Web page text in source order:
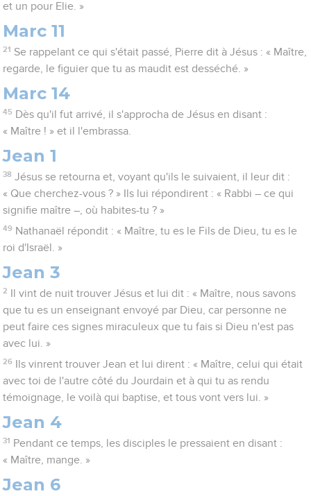
et un pour Elie. »
Marc 11
21 Se rappelant ce qui s'était passé, Pierre dit à Jésus : « Maître,
regarde, le figuier que tu as maudit est desséché. »
Marc 14
45 Dès qu'il fut arrivé, il s'approcha de Jésus en disant :
« Maître ! » et il l'embrassa.
Jean 1
38 Jésus se retourna et, voyant qu'ils le suivaient, il leur dit :
« Que cherchez-vous ? » Ils lui répondirent : « Rabbi – ce qui
signifie maître –, où habites-tu ? »
49 Nathanaël répondit : « Maître, tu es le Fils de Dieu, tu es le
roi d'Israël. »
Jean 3
2
Il vint de nuit trouver Jésus et lui dit : « Maître, nous savons
que tu es un enseignant envoyé par Dieu, car personne ne
peut faire ces signes miraculeux que tu fais si Dieu n'est pas
avec lui. »
26
Ils vinrent trouver Jean et lui dirent : « Maître, celui qui était
avec toi de l'autre côté du Jourdain et à qui tu as rendu
témoignage, le voilà qui baptise, et tous vont vers lui. »
Jean 4
31 Pendant ce temps, les disciples le pressaient en disant :
« Maître, mange. »
Jean 6